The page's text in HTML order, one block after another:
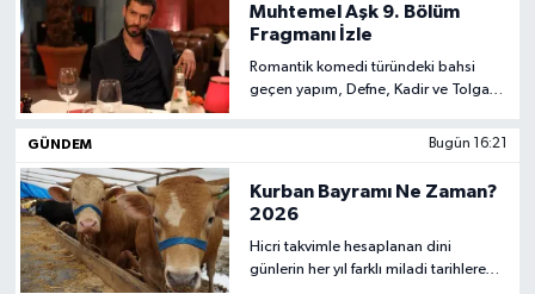
zaman gelir" sorusu sosyal medyada
ciddi belli bir ilgi topluyor.
Muhtemel Aşk 9. Bölüm
Fragmanı İzle
Romantik komedi türündeki bahsi
geçen yapım, Defne, Kadir ve Tolga
bölümün akabinde tanıtımlar kısa
zaman gelir" sorusu sosyal medyada
GÜNDEM Bugün 16:21
Kurban Bayramı Ne Zaman?
2026
Hicri takvimle hesaplanan dini
günlerin her yıl farklı miladi tarihlere